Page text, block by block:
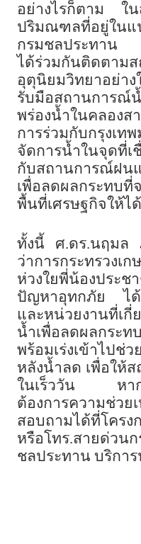
อย่างไรก็ตาม ใน
ปริมณฑลที่อยู่ในแ
กรมชลประทาน
ได้ร่วมกันติดตาม
อุตุนิยมวิทยาอย่
รับมือสถานการณ์
พร่องน้ำในคลอง
การร่วมกับกรุงเ
จัดการน้ำในจุดที่
กับสถานการณ์ฝน
เพื่อลดผลกระทบที่
พื้นที่เศรษฐกิจให้ไ
ทั้งนี้ ศ.ดร.นฤม
ว่าการกระทรวง
ห่วงใยพี่น้องประช
ปัญหาอุทกภัย ได้
และหน่วยงานที่เ
น้ำเพื่อลดผลกระ
พร้อมเร่งเข้าไปช่
หลังน้ำลด เพื่อให้
ในเร็ววัน หากป
ต้องการความช่
สอบถามได้ที่โครง
หรือโทร.สายด่ว
ชลประทาน บริกา